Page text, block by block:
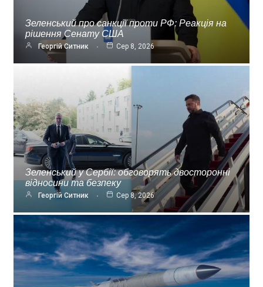
Зеленський про санкції проти РФ: Реакція на
рішення Сенату США
Георгій Ситник Сер 8, 2026
Зеленський у Сербії: обговорять двосторонні
відносини та безпеку
Георгій Ситник Сер 8, 2026